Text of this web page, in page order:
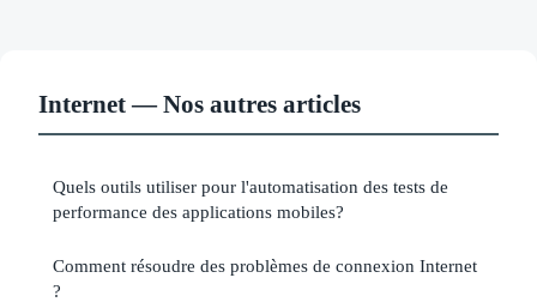
Internet — Nos autres articles
Quels outils utiliser pour l'automatisation des tests de
performance des applications mobiles?
Comment résoudre des problèmes de connexion Internet
?